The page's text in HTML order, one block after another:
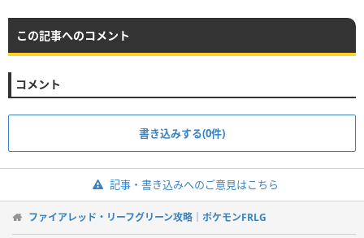
この記事へのコメント
コメント
書き込みする(0件)
記事・書き込みへのご意見はこちら
ファイアレッド・リーフグリーン攻略｜ポケモンFRLG